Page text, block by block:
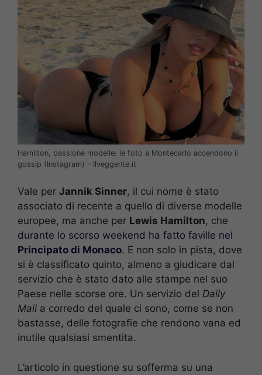
Hamilton, passione modelle: le foto a Montecarlo accendono il
gossip (Instagram) – Ilveggente.it
Vale per Jannik Sinner, il cui nome è stato
associato di recente a quello di diverse modelle
europee, ma anche per Lewis Hamilton, che
durante lo scorso weekend ha fatto faville nel
Principato di Monaco. E non solo in pista, dove
si è classificato quinto, almeno a giudicare dal
servizio che è stato dato alle stampe nel suo
Paese nelle scorse ore. Un servizio del Daily
Mail a corredo del quale ci sono, come se non
bastasse, delle fotografie che rendono vana ed
inutile qualsiasi smentita.
L’articolo in questione su sofferma su una